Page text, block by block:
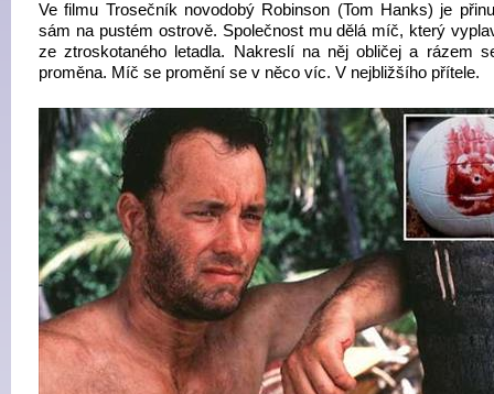
Ve filmu Trosečník novodobý Robinson (Tom Hanks) je
sám na pustém ostrově. Společnost mu dělá míč, který
ze ztroskotaného letadla. Nakreslí na něj obličej a rázem
proměna. Míč se promění se v něco víc. V nejbližšího přítele.